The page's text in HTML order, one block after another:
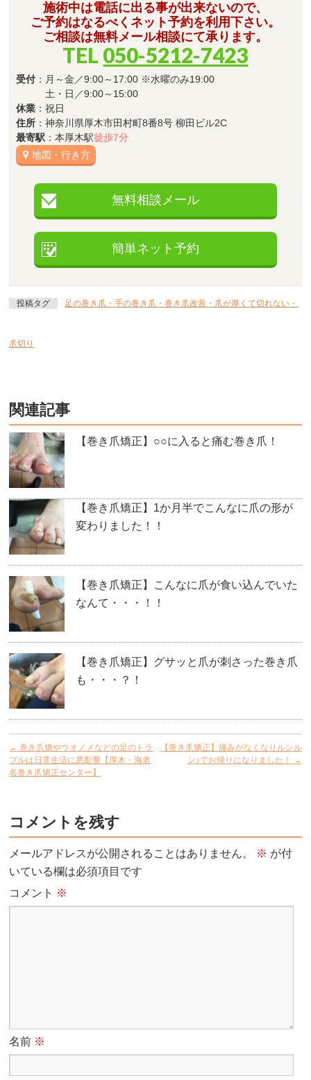
施術中は電話に出る事が出来ないので、
ご予約はなるべくネット予約を利用下さい。
ご相談は無料メール相談にて承ります。
TEL 050-5212-7423
受付 ：月～金／9:00～17:00 ※水曜のみ19:00
土・日／9:00～15:00
休業 ：祝日
住所 ：神奈川県厚木市田村町8番8号 柳田ビル2C
最寄駅 ：本厚木駅徒歩7分
地図・行き方
無料相談メール
簡単ネット予約
投稿タグ 足の巻き爪・手の巻き爪・巻き爪改善・爪が厚くて切れない・
爪切り
関連記事
【巻き爪矯正】○○に入ると痛む巻き爪！
【巻き爪矯正】1か月半でこんなに爪の形が
変わりました！！
【巻き爪矯正】こんなに爪が食い込んでいた
なんて・・・！！
【巻き爪矯正】グサッと爪が刺さった巻き爪
も・・・？！
← 巻き爪矯やウオノメなどの足のトラ
ブルは日常生活に悪影響【厚木・海老
名巻き爪矯正センター】
【巻き爪矯正】痛みがなくなりルンル
ン♪でお帰りになりました！
→
コメントを残す
メールアドレスが公開されることはありません。 ※ が付
いている欄は必須項目です
コメント ※
名前 ※